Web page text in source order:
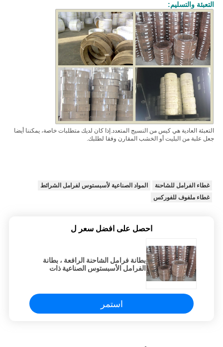
التعبئة والتسليم:
التعبئة العادية هي كيس من النسيج المتعدد. إذا كان لديك متطلبات خاصة، يمكننا أيضا
جعل علبة من البليت أو الخشب المقارن وفقا لطلبك.
غطاء الفرامل للشاحنة
المواد الصناعية لأسبستوس لفرامل الشرائط
غطاء ملفوف للفوركس
احصل على افضل سعر ل
بطانة فرامل الشاحنة الرافعة ، بطانة
الفرامل الأسبستوس الصناعية ذات
استمر